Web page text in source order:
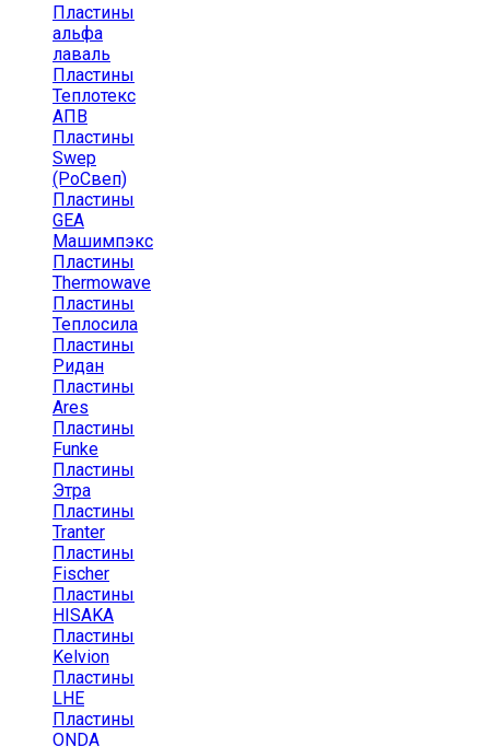
Пластины
альфа
лаваль
Пластины
Теплотекс
АПВ
Пластины
Swep
(РоСвеп)
Пластины
GEA
Машимпэкс
Пластины
Thermowave
Пластины
Теплосила
Пластины
Ридан
Пластины
Ares
Пластины
Funke
Пластины
Этра
Пластины
Tranter
Пластины
Fischer
Пластины
HISAKA
Пластины
Kelvion
Пластины
LHE
Пластины
ONDA